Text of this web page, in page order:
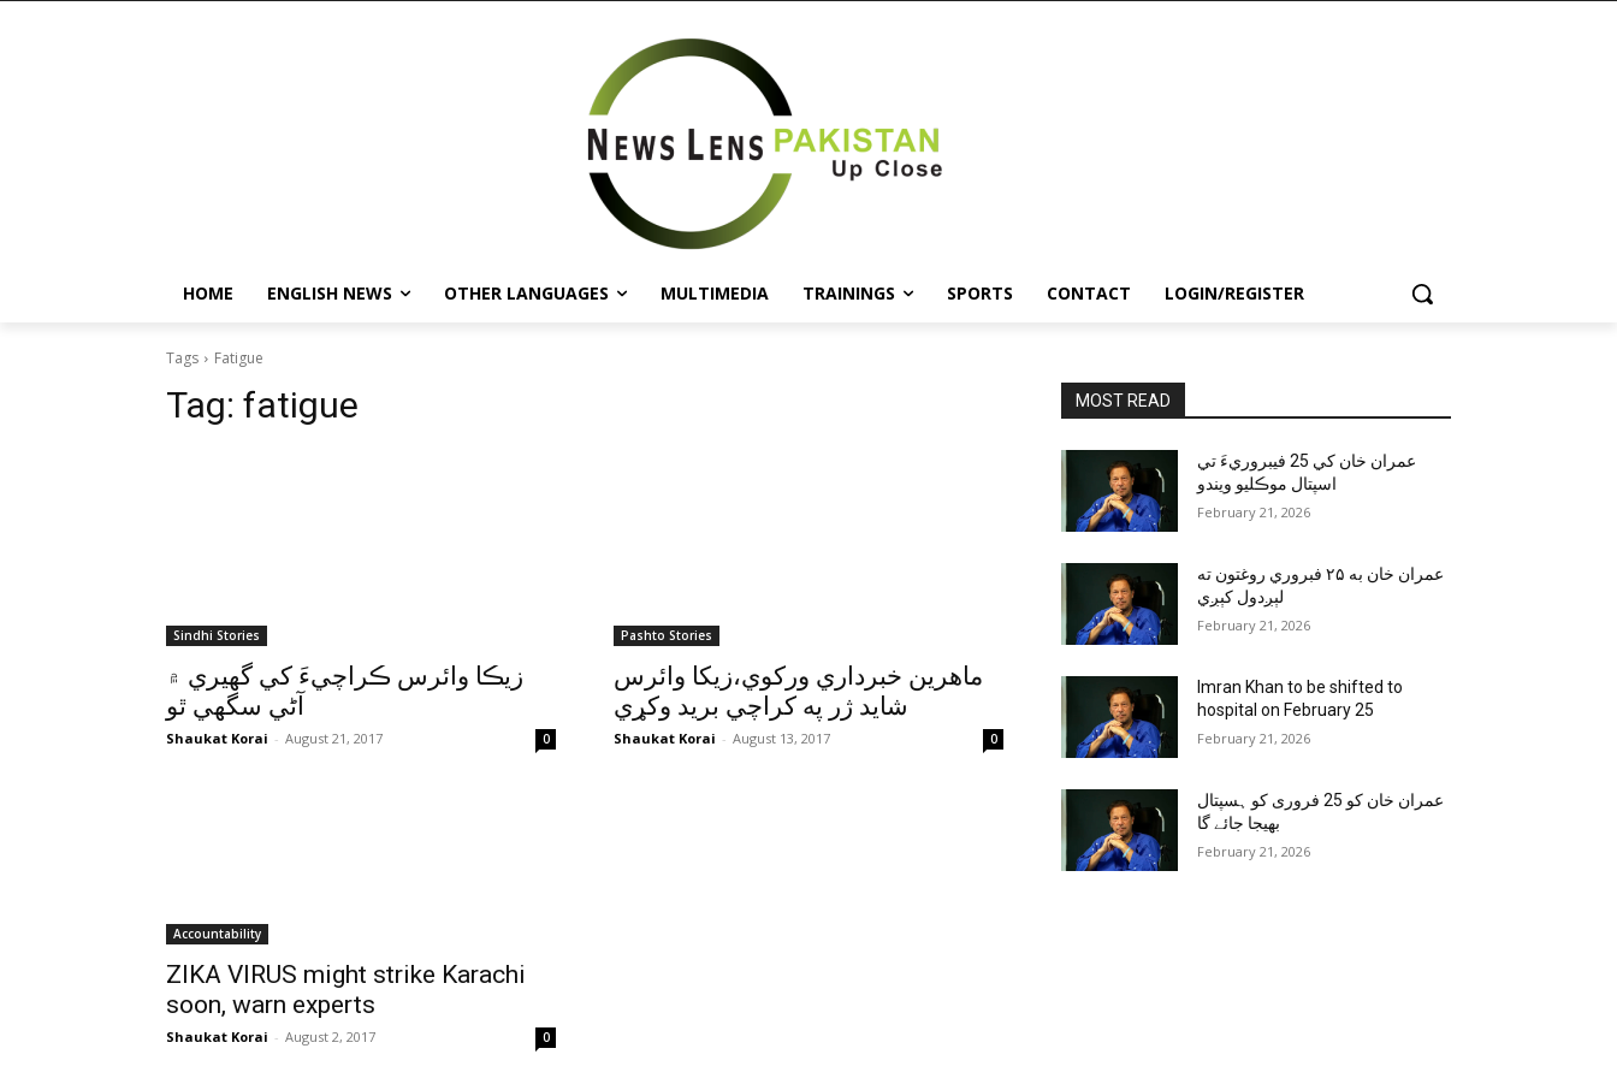
HOME ENGLISH NEWS OTHER LANGUAGES MULTIMEDIA TRAININGS SPORTS CONTACT LOGIN/REGISTER
Tags Fatigue
Tag: fatigue
Sindhi Stories
زيڪا وائرس ڪراچيءَ کي گهيري ۾
آڻي سگهي ٿو
Shaukat Korai - August 21, 2017 0
Pashto Stories
ماهرين خبرداري ورکوي،زيکا وائرس
شايد ژر په کراچي بريد وکړي
Shaukat Korai - August 13, 2017 0
Accountability
ZIKA VIRUS might strike Karachi
soon, warn experts
Shaukat Korai - August 2, 2017 0
MOST READ
عمران خان کي 25 فيبروريءَ تي
اسپتال موڪليو ويندو
February 21, 2026
عمران خان به ۲۵ فبروري روغتون ته
لېږدول کېږي
February 21, 2026
Imran Khan to be shifted to
hospital on February 25
February 21, 2026
عمران خان کو 25 فروری کو ہسپتال
بھیجا جائے گا
February 21, 2026